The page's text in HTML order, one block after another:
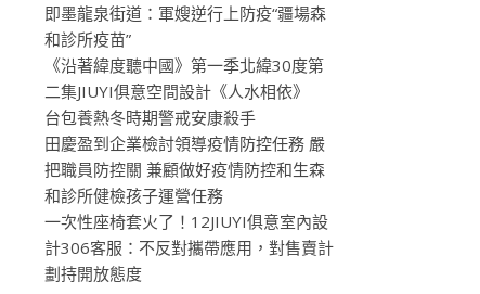
即墨龍泉街道：軍嫂逆行上防疫“疆場森
和診所疫苗”
《沿著緯度聽中國》第一季北緯30度第
二集JIUYI俱意空間設計《人水相依》
台包養熱冬時期警戒安康殺手
田慶盈到企業檢討領導疫情防控任務 嚴
把職員防控關 兼顧做好疫情防控和生森
和診所健檢孩子運營任務
一次性座椅套火了！12JIUYI俱意室內設
計306客服：不反對攜帶應用，對售賣計
劃持開放態度